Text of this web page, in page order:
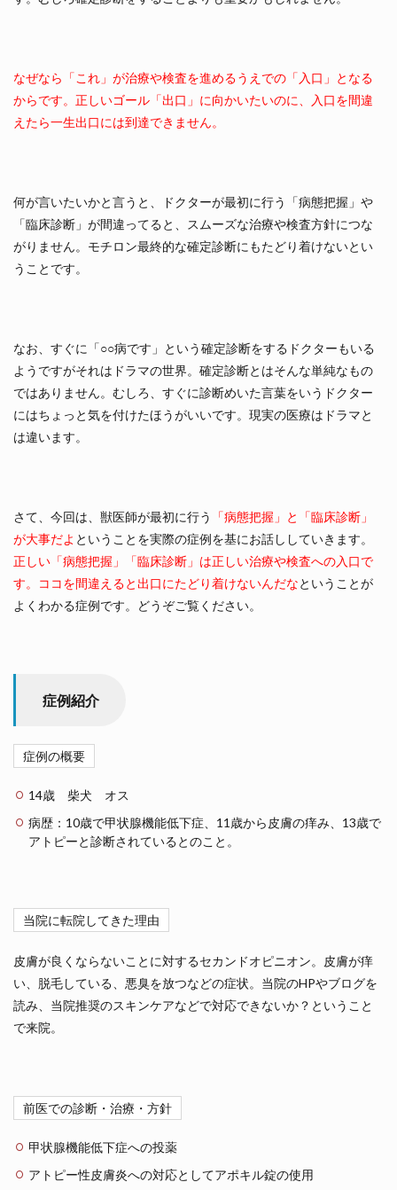
なぜなら「これ」が治療や検査を進めるうえでの「入口」となる
からです。正しいゴール「出口」に向かいたいのに、入口を間違
えたら一生出口には到達できません。
何が言いたいかと言うと、ドクターが最初に行う「病態把握」や
「臨床診断」が間違ってると、スムーズな治療や検査方針につな
がりません。モチロン最終的な確定診断にもたどり着けないとい
うことです。
なお、すぐに「○○病です」という確定診断をするドクターもいる
ようですがそれはドラマの世界。確定診断とはそんな単純なもの
ではありません。むしろ、すぐに診断めいた言葉をいうドクター
にはちょっと気を付けたほうがいいです。現実の医療はドラマと
は違います。
さて、今回は、獣医師が最初に行う
「病態把握」と「臨床診断」
が大事だよ ということを実際の症例を基にお話ししていきます。
正しい「病態把握」「臨床診断」は正しい治療や検査への入口で
す。ココを間違えると出口にたどり着けないんだなということが
よくわかる症例です。どうぞご覧ください。
症例紹介
症例の概要
14歳 柴犬 オス
病歴：10歳で甲状腺機能低下症、11歳から皮膚の痒み、13歳で
アトピーと診断されているとのこと。
当院に転院してきた理由
皮膚が良くならないことに対するセカンドオピニオン。皮膚が痒
い、脱毛している、悪臭を放つなどの症状。当院のHPやブログを
読み、当院推奨のスキンケアなどで対応できないか？ということ
で来院。
前医での診断・治療・方針
甲状腺機能低下症への投薬
アトピー性皮膚炎への対応としてアポキル錠の使用